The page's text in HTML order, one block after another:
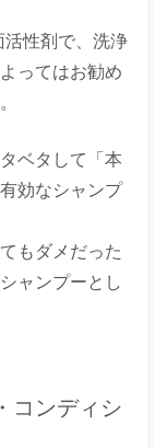
活性剤で、洗浄
ってはお勧め
ベタして「本
効なシャンプ
もダメだった
ャンプーとし
コンディシ